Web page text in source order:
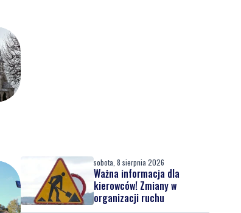
sobota, 8 sierpnia 2026
Ważna informacja dla
kierowców! Zmiany w
organizacji ruchu